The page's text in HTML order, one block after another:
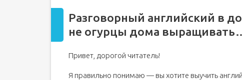
Разговорный английский в
не огурцы дома
Привет, дорогой читатель!
Я правильно понимаю — вы хотите выучить